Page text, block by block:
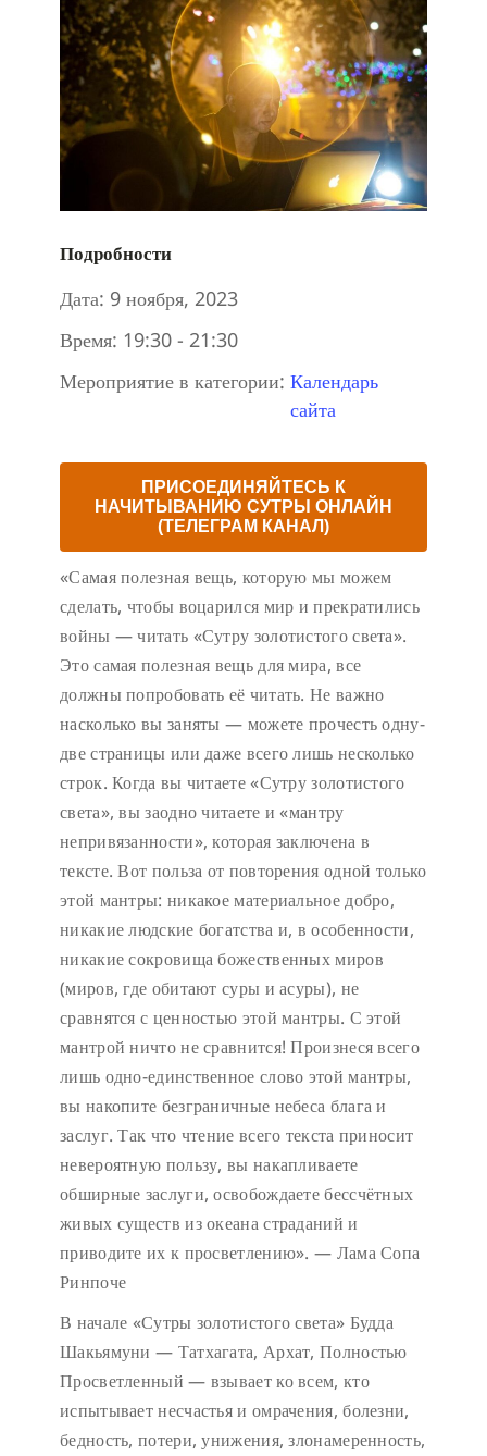
Подробности
Дата: 9 ноября, 2023
Время: 19:30 - 21:30
Мероприятие в категории: Календарь
сайта
ПРИСОЕДИНЯЙТЕСЬ К
НАЧИТЫВАНИЮ СУТРЫ ОНЛАЙН
(ТЕЛЕГРАМ КАНАЛ)
«Самая полезная вещь, которую мы можем
сделать, чтобы воцарился мир и прекратились
войны — читать «Сутру золотистого света».
Это самая полезная вещь для мира, все
должны попробовать её читать. Не важно
насколько вы заняты — можете прочесть одну-
две страницы или даже всего лишь несколько
строк. Когда вы читаете «Сутру золотистого
света», вы заодно читаете и «мантру
непривязанности», которая заключена в
тексте. Вот польза от повторения одной только
этой мантры: никакое материальное добро,
никакие людские богатства и, в особенности,
никакие сокровища божественных миров
(миров, где обитают суры и асуры), не
сравнятся с ценностью этой мантры. С этой
мантрой ничто не сравнится! Произнеся всего
лишь одно-единственное слово этой мантры,
вы накопите безграничные небеса блага и
заслуг. Так что чтение всего текста приносит
невероятную пользу, вы накапливаете
обширные заслуги, освобождаете бессчётных
живых существ из океана страданий и
приводите их к просветлению». — Лама Сопа
Ринпоче
В начале «Сутры золотистого света» Будда
Шакьямуни — Татхагата, Архат, Полностью
Просветленный — взывает ко всем, кто
испытывает несчастья и омрачения, болезни,
бедность, потери, унижения, злонамеренность,